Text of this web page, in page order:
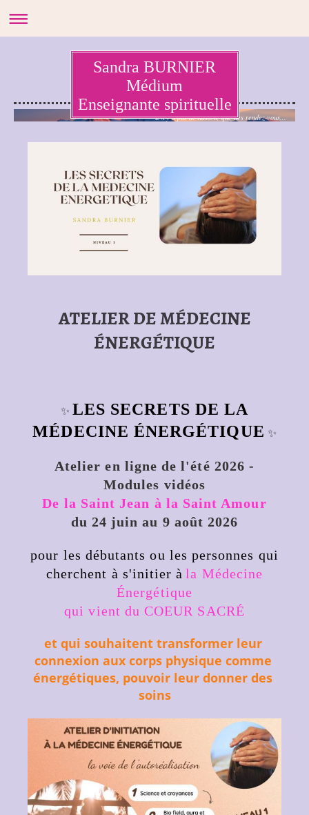
Sandra BURNIER
Médium
Enseignante spirituelle
Il n'y a pas de hasard, que des rendez-vous...
ATELIER DE MÉDECINE
ÉNERGÉTIQUE
✨ LES SECRETS DE LA
MÉDECINE ÉNERGÉTIQUE ✨
Atelier en ligne de l'été 2026 -
Modules vidéos
De la Saint Jean à la Saint Amour
du 24 juin au 9 août 2026
pour les débutants ou les personnes qui
cherchent à s'initier à la Médecine
Énergétique
qui vient du COEUR SACRÉ
et qui souhaitent transformer leur
connexion aux corps physique comme
énergétiques, pouvoir leur donner des
soins